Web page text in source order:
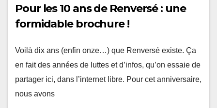
Pour les 10 ans de Renversé : une
formidable brochure !
Voilà dix ans (enfin onze…) que Renversé existe. Ça
en fait des années de luttes et d’infos, qu’on essaie de
partager ici, dans l’internet libre. Pour cet anniversaire,
nous avons